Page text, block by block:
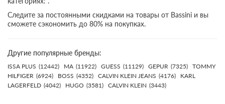
Следите за постоянными скидками на товары от Bassini и вы
сможете сэкономить до 80% на покупках.
Другие популярные бренды:
ISSA PLUS (12442) MA (11922) GUESS (11129) GEPUR (7325) TOMMY
HILFIGER (6924) BOSS (4352) CALVIN KLEIN JEANS (4176)
KARL
LAGERFELD (4042) HUGO (3581) CALVIN KLEIN (3443)